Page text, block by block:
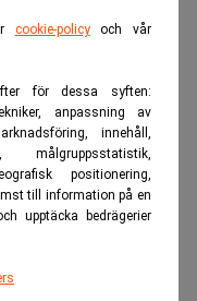
cookie-policyoch vår
för dessa syften:
anpassning av
innehåll,
positionering,
till information på en
upptäcka bedrägerier
Wells Fargo
på
dagen därpå.
investment
samma period i
bedöms
börsnoteringen av